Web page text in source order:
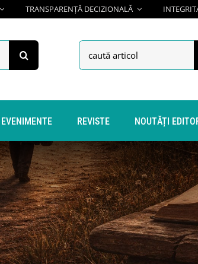
TRANSPARENȚĂ DECIZIONALĂ
Search
for:
EVENIMENTE REVISTE NOUTĂȚI